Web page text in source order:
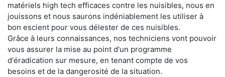
matériels high tech efficaces contre les nuisibles, nous en
jouissons et nous saurons indéniablement les utiliser à
bon escient pour vous délester de ces nuisibles.
Grâce à leurs connaissances, nos techniciens vont pouvoir
vous assurer la mise au point d'un programme
d'éradication sur mesure, en tenant compte de vos
besoins et de la dangerosité de la situation.